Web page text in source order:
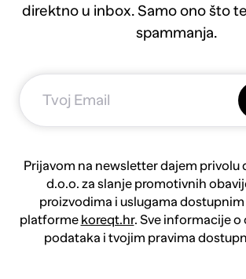
direktno u inbox. Samo ono što
spammanja.
Prijavom na newsletter dajem privolu
d.o.o. za slanje promotivnih
proizvodima i uslugama
platforme koreqt.hr. Sve informacije
podataka i tvojim pravima